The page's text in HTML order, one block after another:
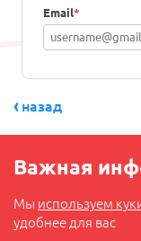
Email*
назад
Важная
Мы используем
удобнее для вас